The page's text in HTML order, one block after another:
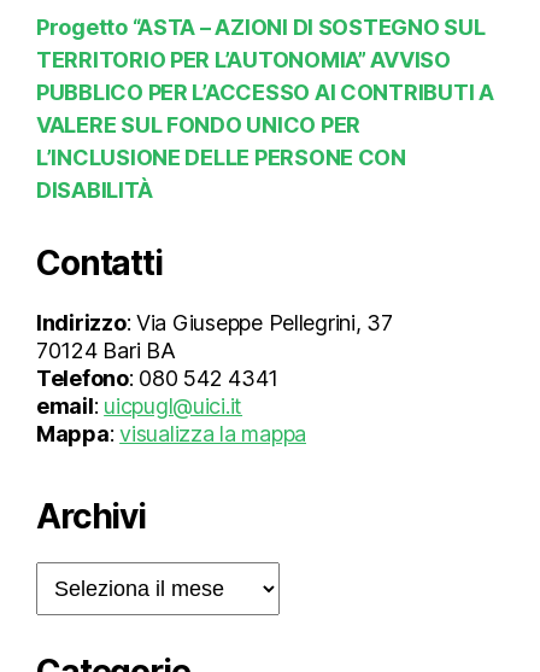
Progetto “ASTA – AZIONI DI SOSTEGNO SUL
TERRITORIO PER L’AUTONOMIA” AVVISO
PUBBLICO PER L’ACCESSO AI CONTRIBUTI A
VALERE SUL FONDO UNICO PER
L’INCLUSIONE DELLE PERSONE CON
DISABILITÀ
Contatti
Indirizzo: Via Giuseppe Pellegrini, 37
70124 Bari BA
Telefono: 080 542 4341
email: uicpugl@uici.it
Mappa:visualizza la mappa
Archivi